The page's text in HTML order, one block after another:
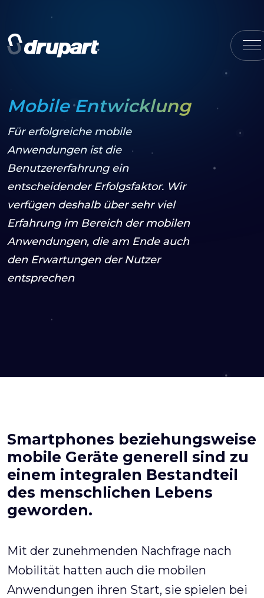
Mobile Entwicklung
Für erfolgreiche mobile
Anwendungen ist die
Benutzererfahrung ein
entscheidender Erfolgsfaktor. Wir
verfügen deshalb über sehr viel
Erfahrung im Bereich der mobilen
Anwendungen, die am Ende auch
den Erwartungen der Nutzer
entsprechen
Smartphones beziehungsweise
mobile Geräte generell sind zu
einem integralen Bestandteil
des menschlichen Lebens
geworden.
Mit der zunehmenden Nachfrage nach
Mobilität hatten auch die mobilen
Anwendungen ihren Start, sie spielen bei